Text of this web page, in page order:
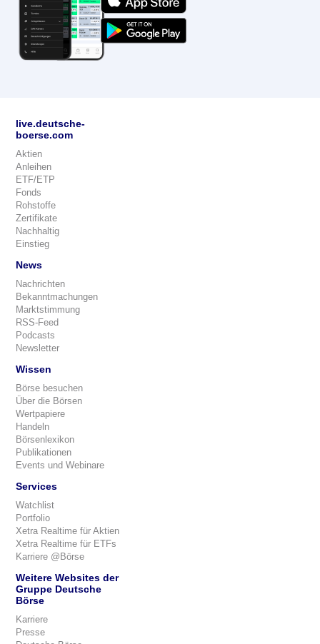
live.deutsche-
boerse.com
Aktien
Anleihen
ETF/ETP
Fonds
Rohstoffe
Zertifikate
Nachhaltig
Einstieg
News
Nachrichten
Bekanntmachungen
Marktstimmung
RSS-Feed
Podcasts
Newsletter
Wissen
Börse besuchen
Über die Börsen
Wertpapiere
Handeln
Börsenlexikon
Publikationen
Events und Webinare
Services
Watchlist
Portfolio
Xetra Realtime für Aktien
Xetra Realtime für ETFs
Karriere @Börse
Weitere Websites der
Gruppe Deutsche
Börse
Karriere
Presse